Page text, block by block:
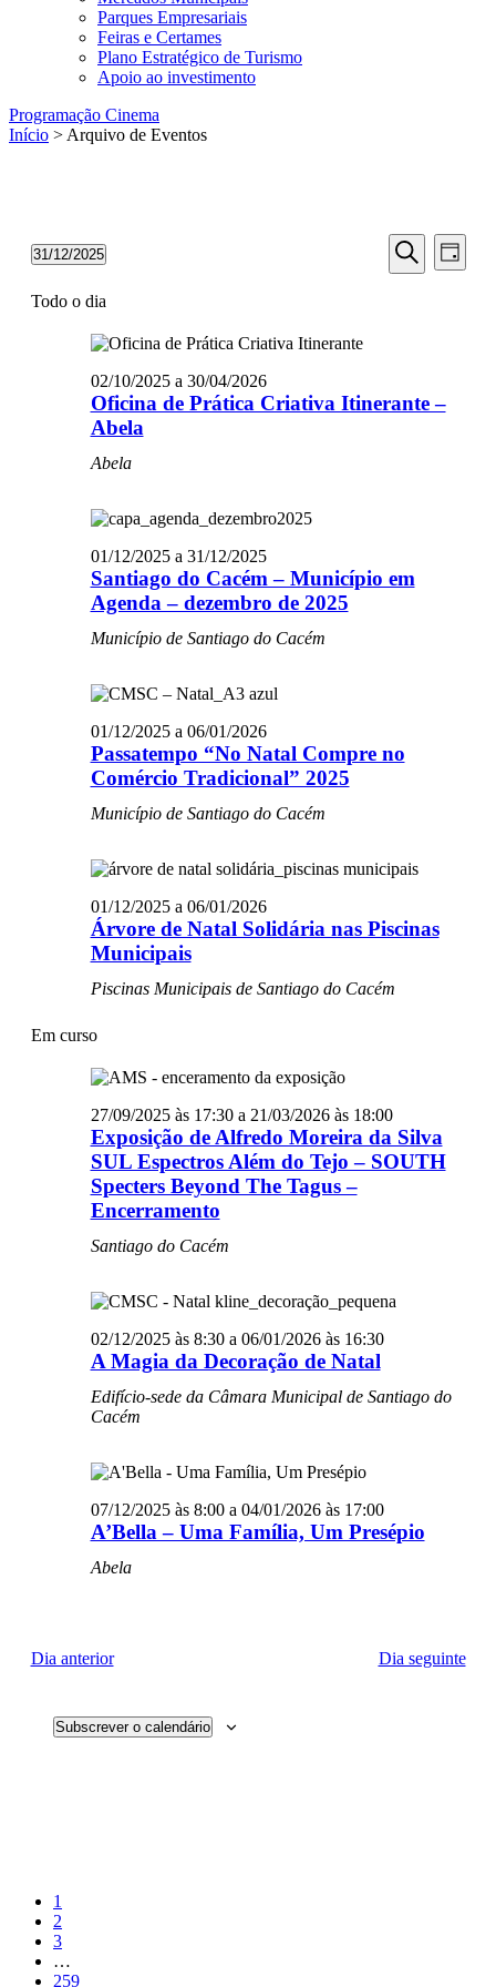
Parques Empresariais
Feiras e Certames
Plano Estratégico de Turismo
Apoio ao investimento
Programação Cinema
Início > Arquivo de Eventos
Eventos
for
31/12/2025
de
de
Pesquisar
de
Dia
31/12/2025
a
data.
Todo o dia
Oficina de Prática Criativa Itinerante –
Abela
02/10/2025a 30/04/2026
Abela
Santiago do Cacém – Município em
Agenda – dezembro de 2025
01/12/2025a 31/12/2025
Município de Santiago do Cacém
Passatempo “No Natal Compre no
Comércio Tradicional” 2025
01/12/2025a 06/01/2026
Município de Santiago do Cacém
Árvore de Natal Solidária nas Piscinas
Municipais
01/12/2025a 06/01/2026
Piscinas Municipais de Santiago do Cacém
Em curso
Exposição de Alfredo Moreira da Silva
SUL Espectros Além do Tejo – SOUTH
Specters Beyond The Tagus –
Encerramento
27/09/2025 às 17:30a 21/03/2026 às 18:00
Santiago do Cacém
A Magia da Decoração de Natal
02/12/2025 às 8:30a 06/01/2026 às 16:30
Edifício-sede da Câmara Municipal de Santiago do
Cacém
A’Bella – Uma Família, Um Presépio
07/12/2025 às 8:00a 04/01/2026 às 17:00
Abela
Dia anterior Dia seguinte
Subscrever o calendário
Página
1
Página
2
Página
3
pages
…
Página
259